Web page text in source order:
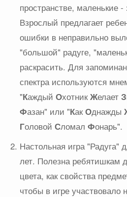
пространстве, маленькие
Взрослый предлагает
ошибки в неправильно
"большой" радуге,
раскрасить. Для
спектра используются
"Каждый ОхотникЖелает З
Фазан" или "КакОднажды
Головой Сломал Фонарь".
Настольная игра "Радуга"
лет. Полезна ребятишкам
цвета, как свойства
чтобы в игре участвовало